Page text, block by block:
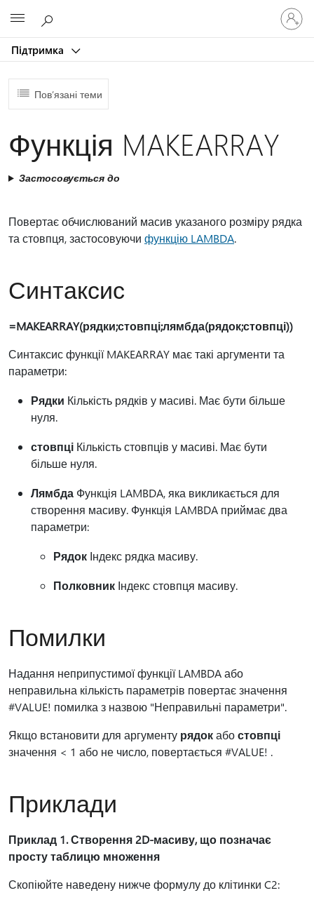
Підтримка
Увійдіть
свій
запис
Пов’язані теми
Функція MAKEARRAY
Застосовується до
Повертає обчислюваний масив указаного розміру рядка
та стовпця, застосовуючи функцію LAMBDA.
Синтаксис
=MAKEARRAY(рядки;стовпці;лямбда(рядок;стовпці))
Синтаксис функції MAKEARRAY має такі аргументи та
параметри:
Рядки Кількість рядків у масиві. Має бути більше
нуля.
стовпці Кількість стовпців у масиві. Має бути
більше нуля.
Лямбда Функція LAMBDA, яка викликається для
створення масиву. Функція LAMBDA приймає два
параметри:
Рядок Індекс рядка масиву.
Полковник Індекс стовпця масиву.
Помилки
Надання неприпустимої функції LAMBDA або
неправильна кількість параметрів повертає значення
#VALUE! помилка з назвою "Неправильні параметри".
Якщо встановити для аргументу рядокабостовпці
значення < 1 або не число, повертається #VALUE! .
Приклади
Приклад 1. Створення 2D-масиву, що позначає
просту таблицю множення
Скопіюйте наведену нижче формулу до клітинки C2: